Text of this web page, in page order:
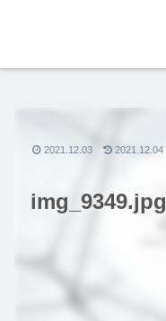
img_9349.jpg
2021.12.03 2021.12.04